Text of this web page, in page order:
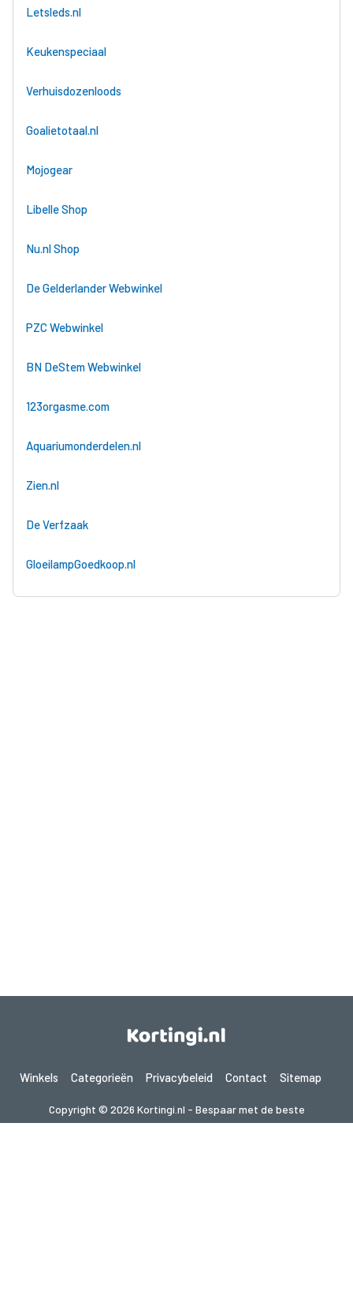
Letsleds.nl
Keukenspeciaal
Verhuisdozenloods
Goalietotaal.nl
Mojogear
Libelle Shop
Nu.nl Shop
De Gelderlander Webwinkel
PZC Webwinkel
BN DeStem Webwinkel
123orgasme.com
Aquariumonderdelen.nl
Zien.nl
De Verfzaak
GloeilampGoedkoop.nl
Winkels Categorieën Privacybeleid Contact Sitemap
Copyright © 2026 Kortingi.nl - Bespaar met de beste
kortingscodes 2026. Alle rechten voorbehouden.